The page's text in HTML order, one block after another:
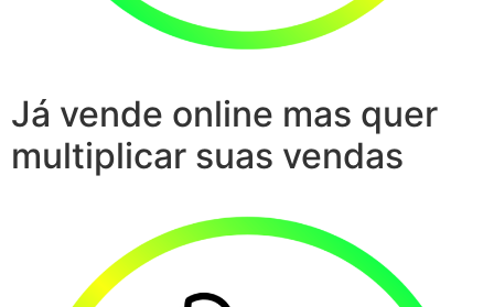
Já vende online mas quer
multiplicar suas vendas